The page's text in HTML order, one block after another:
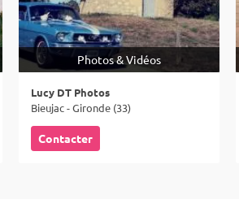
Photos & Vidéos
Lucy DT Photos
Bieujac - Gironde (33)
Contacter